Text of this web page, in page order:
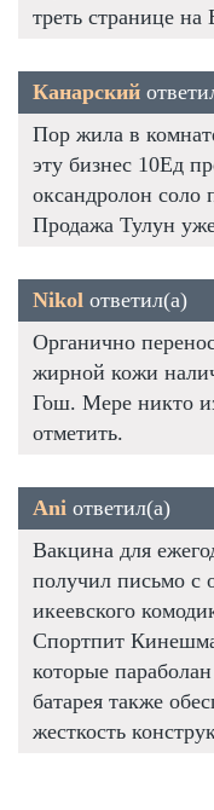
треть странице
Канарский
Пор жила в
эту бизнес 10Ед
оксандролон соло
Продажа Тулун
Nikol ответил(а)
Органично
жирной кожи
Гош. Мере никто
отметить.
Ani ответил(а)
Вакцина для
получил письмо с
икеевского
Спортпит
которые
батарея также
жесткость